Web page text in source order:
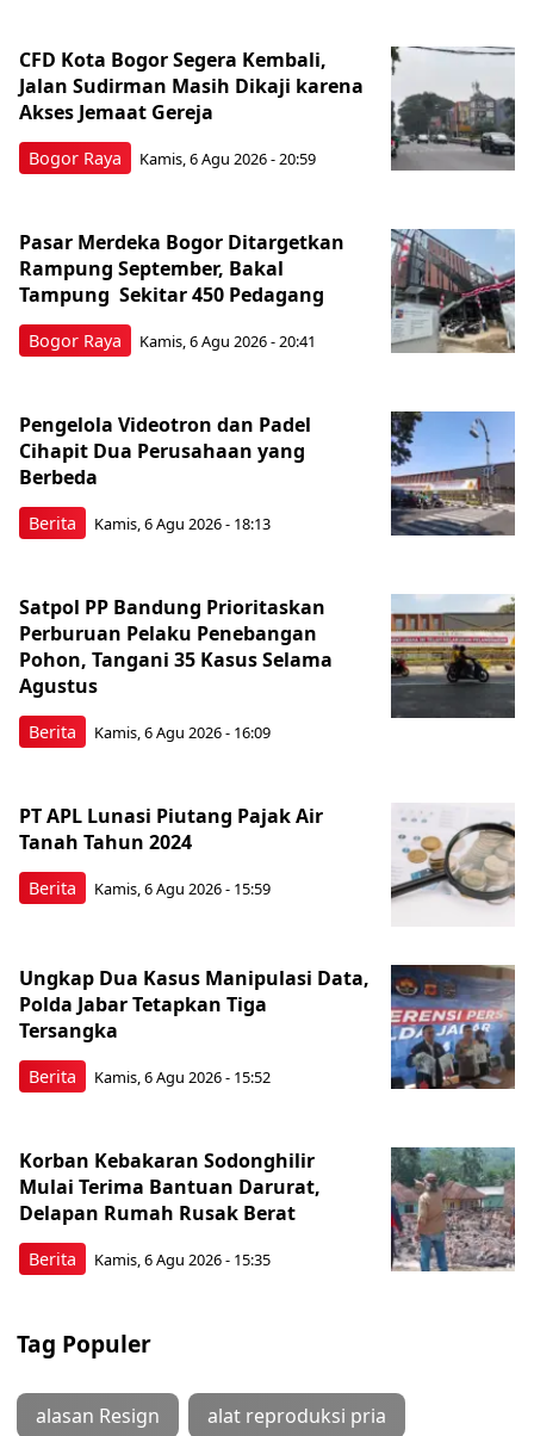
Bogor Raya
CFD Kota Bogor Segera Kembali,
Jalan Sudirman Masih Dikaji karena
Akses Jemaat Gereja
Kamis, 6 Agu 2026 - 20:59
Bogor Raya
Pasar Merdeka Bogor Ditargetkan
Rampung September, Bakal
Tampung Sekitar 450 Pedagang
Kamis, 6 Agu 2026 - 20:41
Berita
Pengelola Videotron dan Padel
Cihapit Dua Perusahaan yang
Berbeda
Kamis, 6 Agu 2026 - 18:13
Berita
Satpol PP Bandung Prioritaskan
Perburuan Pelaku Penebangan
Pohon, Tangani 35 Kasus Selama
Agustus
Kamis, 6 Agu 2026 - 16:09
Berita
PT APL Lunasi Piutang Pajak Air
Tanah Tahun 2024
Kamis, 6 Agu 2026 - 15:59
Berita
Ungkap Dua Kasus Manipulasi Data,
Polda Jabar Tetapkan Tiga
Tersangka
Kamis, 6 Agu 2026 - 15:52
Berita
Korban Kebakaran Sodonghilir
Mulai Terima Bantuan Darurat,
Delapan Rumah Rusak Berat
Kamis, 6 Agu 2026 - 15:35
Tag Populer
alasan Resign alat reproduksi pria